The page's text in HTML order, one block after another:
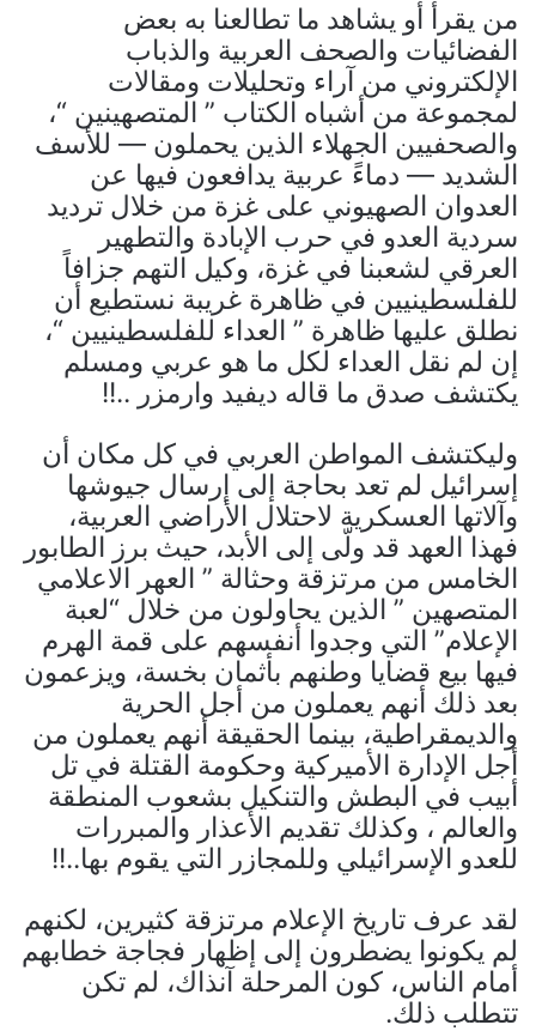
من يقرأ أو يشاهد ما تطالعنا به بعض
الفضائيات والصحف العربية والذباب
الإلكتروني من آراء وتحليلات ومقالات
لمجموعة من أشباه الكتاب ” المتصهينين “،
والصحفيين الجهلاء الذين يحملون — للأسف
الشديد — دماءً عربية يدافعون فيها عن
العدوان الصهيوني على غزة من خلال ترديد
سردية العدو في حرب الإبادة والتطهير
العرقي لشعبنا في غزة، وكيل التهم جزافاً
للفلسطينيين في ظاهرة غريبة نستطيع أن
نطلق عليها ظاهرة ” العداء للفلسطينيين “،
إن لم نقل العداء لكل ما هو عربي ومسلم
يكتشف صدق ما قاله ديفيد وارمزر ..!!
وليكتشف المواطن العربي في كل مكان أن
إسرائيل لم تعد بحاجة إلى إرسال جيوشها
وآلاتها العسكرية لاحتلال الأراضي العربية،
فهذا العهد قد ولّى إلى الأبد، حيث برز الطابور
الخامس من مرتزقة وحثالة ” العهر الاعلامي
المتصهين ” الذين يحاولون من خلال “لعبة
الإعلام” التي وجدوا أنفسهم على قمة الهرم
فيها بيع قضايا وطنهم بأثمان بخسة، ويزعمون
بعد ذلك أنهم يعملون من أجل الحرية
والديمقراطية، بينما الحقيقة أنهم يعملون من
أجل الإدارة الأميركية وحكومة القتلة في تل
أبيب في البطش والتنكيل بشعوب المنطقة
والعالم ، وكذلك تقديم الأعذار والمبررات
للعدو الإسرائيلي وللمجازر التي يقوم بها..!!
لقد عرف تاريخ الإعلام مرتزقة كثيرين، لكنهم
لم يكونوا يضطرون إلى إظهار فجاجة خطابهم
أمام الناس، كون المرحلة آنذاك، لم تكن
تتطلب ذلك.